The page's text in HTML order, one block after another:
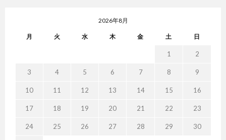
2026年8月
月 火 水 木 金 土 日
1 2
3 4 5 6 7 8 9
10 11 12 13 14 15 16
17 18 19 20 21 22 23
24 25 26 27 28 29 30